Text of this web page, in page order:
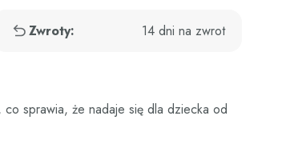
Zwroty: 14 dni na zwrot
co sprawia, że nadaje się dla dziecka od